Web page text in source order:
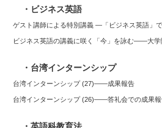
・ビジネス英語
ゲスト講師による特別講義 ―「ビジネス英語」
ビジネス英語の講義に咲く「今」を詠む――大学
・台湾インターンシップ
台湾インターンシップ (27)——成果報告
台湾インターンシップ (26)――答礼会での成果